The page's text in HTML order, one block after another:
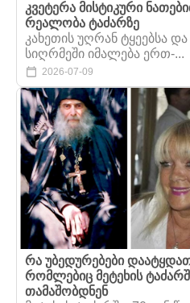
კვეტერა მისტიკური
რეალობა ტაძარზე
კახეთის უღრან ტყეებსა
სიღრმეში იმალება ერთ-...
2026-07-09
რა უბედურებები
რომლებიც მეტეხის
თამაშობდნენ